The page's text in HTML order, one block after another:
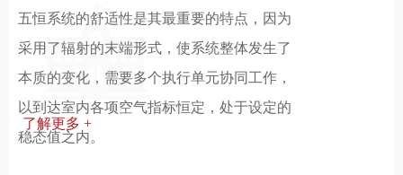
五恒系统的舒适性是其最重要的特点，因为
采用了辐射的末端形式，使系统整体发生了
本质的变化，需要多个执行单元协同工作，
以到达室内各项空气指标恒定，处于设定的
稳态值之内。
了解更多 +